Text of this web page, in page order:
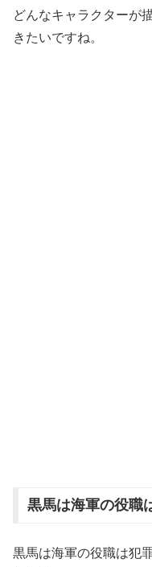
どんなキャラクターが
きたいですね。
黒馬は海軍の役職
黒馬は海軍の役職は犯